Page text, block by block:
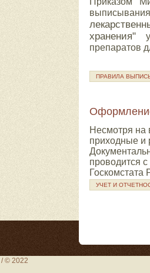
выписывания
хранения"
препаратов
ПРАВИЛА
Несмотря на
приходные и
проводится
Госкомстата
УЧЕТ И
/ © 2022